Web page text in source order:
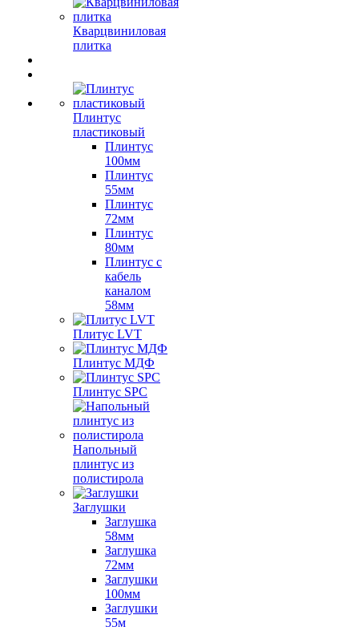
Кварцвиниловая
плитка
Плинтус
пластиковый
Плинтус
100мм
Плинтус
55мм
Плинтус
72мм
Плинтус
80мм
Плинтус с
кабель
каналом
58мм
Плитус LVT
Плинтус МДФ
Плинтус SPC
Напольный
плинтус из
полистирола
Заглушки
Заглушка
58мм
Заглушка
72мм
Заглушки
100мм
Заглушки
55м